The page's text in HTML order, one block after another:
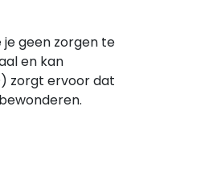
geen zorgen te
en kan
zorgt ervoor dat